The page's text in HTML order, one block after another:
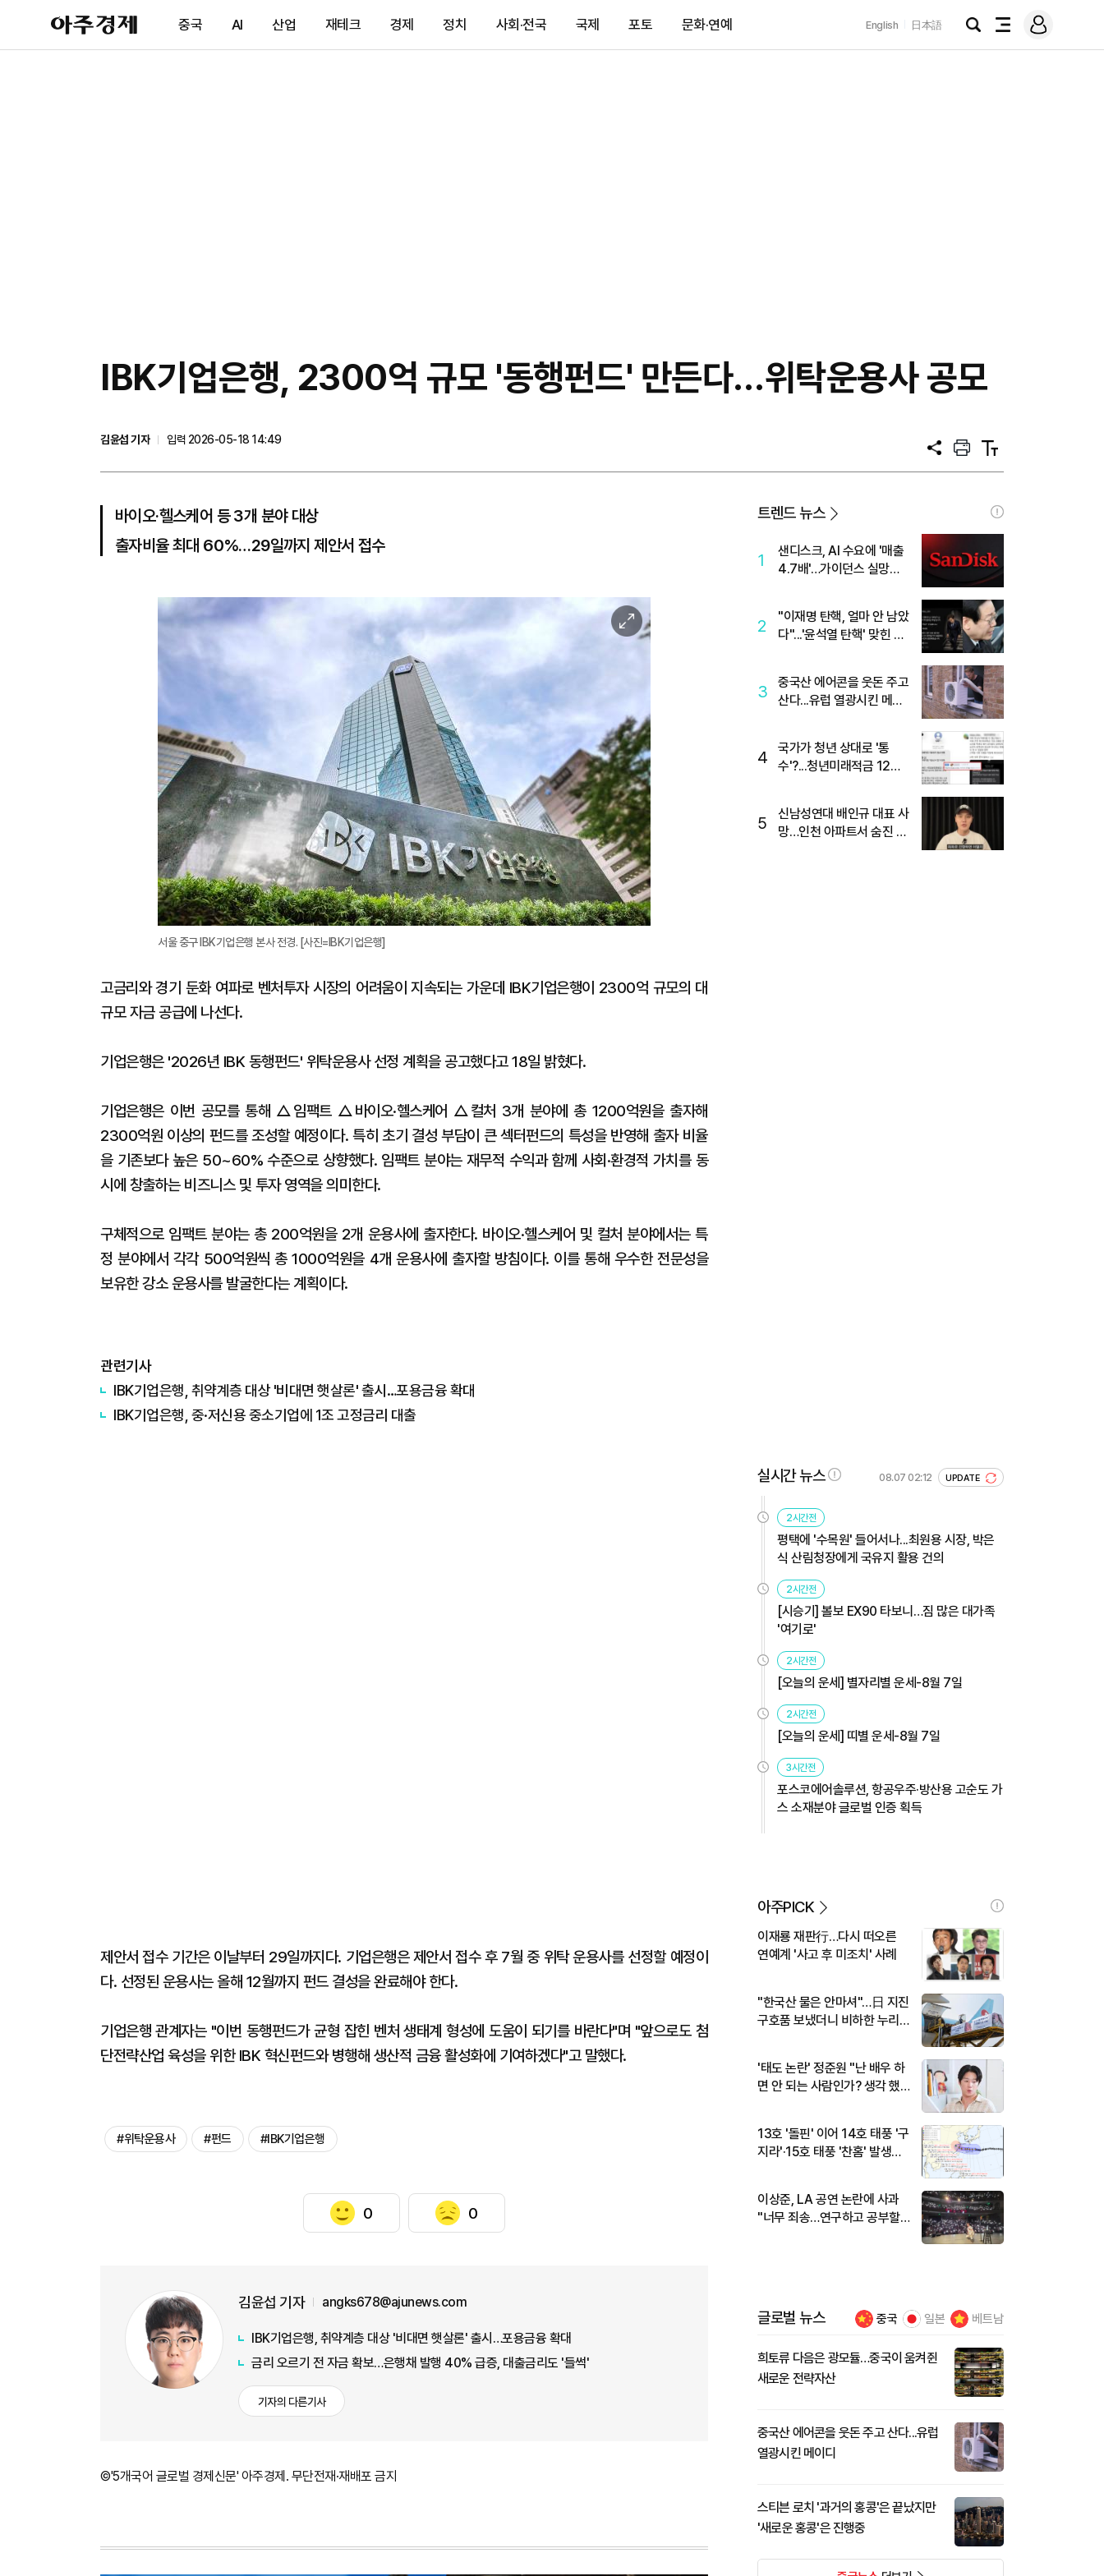
아
주
제
중국 AI 산업 재테크 경제 정치 사회·전국 국제 포토 문화·연예 English 日本語
검
전
메
그
IBK기업은행, 2300억 규모 '동행펀드' 만든다…위탁운용사 공모
김윤섭 기자
입력 2026-05-18 14:49
공
프
트
텍
트
바이오·헬스케어 등 3개 분야 대상
출자비율 최대 60%…29일까지 제안서 접수
이
미
서울 중구 IBK기업은행 본사 전경. [사진=IBK기업은행]
고금리와 경기 둔화 여파로 벤처투자 시장의 어려움이 지속되는 가운데 IBK기업은행이 2300억 규모의 대
규모 자금 공급에 나선다.
기업은행은 '2026년 IBK 동행펀드' 위탁운용사 선정 계획을 공고했다고 18일 밝혔다.
기업은행은 이번 공모를 통해 △임팩트 △바이오·헬스케어 △컬처 3개 분야에 총 1200억원을 출자해
2300억원 이상의 펀드를 조성할 예정이다. 특히 초기 결성 부담이 큰 섹터펀드의 특성을 반영해 출자 비율
을 기존보다 높은 50~60% 수준으로 상향했다. 임팩트 분야는 재무적 수익과 함께 사회·환경적 가치를 동
시에 창출하는 비즈니스 및 투자 영역을 의미한다.
구체적으로 임팩트 분야는 총 200억원을 2개 운용사에 출자한다. 바이오·헬스케어 및 컬처 분야에서는 특
정 분야에서 각각 500억원씩 총 1000억원을 4개 운용사에 출자할 방침이다. 이를 통해 우수한 전문성을
보유한 강소 운용사를 발굴한다는 계획이다.
관련기사
IBK기업은행, 취약계층 대상 '비대면 햇살론' 출시…포용금융 확대
IBK기업은행, 중·저신용 중소기업에 1조 고정금리 대출
제안서 접수 기간은 이날부터 29일까지다. 기업은행은 제안서 접수 후 7월 중 위탁 운용사를 선정할 예정이
다. 선정된 운용사는 올해 12월까지 펀드 결성을 완료해야 한다.
기업은행 관계자는 "이번 동행펀드가 균형 잡힌 벤처 생태계 형성에 도움이 되기를 바란다"며 "앞으로도 첨
단전략산업 육성을 위한 IBK 혁신펀드와 병행해 생산적 금융 활성화에 기여하겠다"고 말했다.
#위탁운용사 #펀드 #IBK기업은행
0 0
김윤섭 기자 angks678@ajunews.com
IBK기업은행, 취약계층 대상 '비대면 햇살론' 출시…포용금융 확대
금리 오르기 전 자금 확보…은행채 발행 40% 급증, 대출금리도 '들썩'
기자의 다른기사
©'5개국어 글로벌 경제신문' 아주경제. 무단전재·재배포 금지
트렌드 뉴스
1
샌디스크, AI 수요에 '매출
4.7배'…가이던스 실망에
2
"이재명 탄핵, 얼마 안 남았
다"...'윤석열 탄핵' 맞힌 무
3
중국산 에어콘을 웃돈 주고
산다...유럽 열광시킨 메이
4
국가가 청년 상대로 '통
수'?...청년미래적금 12%
5
신남성연대 배인규 대표 사
망…인천 아파트서 숨진 채
실시간 뉴스 08.07 02:12 UPDATE
2시간전
평택에 '수목원' 들어서나...최원용 시장, 박은
식 산림청장에게 국유지 활용 건의
2시간전
[시승기] 볼보 EX90 타보니…짐 많은 대가족
'여기로'
2시간전
[오늘의 운세] 별자리별 운세-8월 7일
2시간전
[오늘의 운세] 띠별 운세-8월 7일
3시간전
포스코에어솔루션, 항공우주·방산용 고순도 가
스 소재분야 글로벌 인증 획득
아주PICK
이재룡 재판行…다시 떠오른
연예계 '사고 후 미조치' 사례
"한국산 물은 안마셔"…日 지진
구호품 보냈더니 비하한 누리
'태도 논란' 정준원 "난 배우 하
면 안 되는 사람인가? 생각 했
13호 '돌핀' 이어 14호 태풍 '구
지라'·15호 태풍 '찬홈' 발생…
이상준, LA 공연 논란에 사과
"너무 죄송…연구하고 공부할
글로벌 뉴스 중국 일본 베트남
희토류 다음은 광모듈…중국이 움켜쥔
새로운 전략자산
중국산 에어콘을 웃돈 주고 산다...유럽
열광시킨 메이디
스티븐 로치 '과거의 홍콩'은 끝났지만
'새로운 홍콩'은 진행중